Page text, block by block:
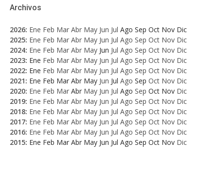
Archivos
2026: Ene Feb Mar Abr May Jun Jul Ago Sep Oct Nov Dic
2025: Ene Feb Mar Abr May Jun Jul Ago Sep Oct Nov Dic
2024: Ene Feb Mar Abr May Jun Jul Ago Sep Oct Nov Dic
2023: Ene Feb Mar Abr May Jun Jul Ago Sep Oct Nov Dic
2022: Ene Feb Mar Abr May Jun Jul Ago Sep Oct Nov Dic
2021: Ene Feb Mar Abr May Jun Jul Ago Sep Oct Nov Dic
2020: Ene Feb Mar Abr May Jun Jul Ago Sep Oct Nov Dic
2019: Ene Feb Mar Abr May Jun Jul Ago Sep Oct Nov Dic
2018: Ene Feb Mar Abr May Jun Jul Ago Sep Oct Nov Dic
2017: Ene Feb Mar Abr May Jun Jul Ago Sep Oct Nov Dic
2016: Ene Feb Mar Abr May Jun Jul Ago Sep Oct Nov Dic
2015: Ene Feb Mar Abr May Jun Jul Ago Sep Oct Nov Dic